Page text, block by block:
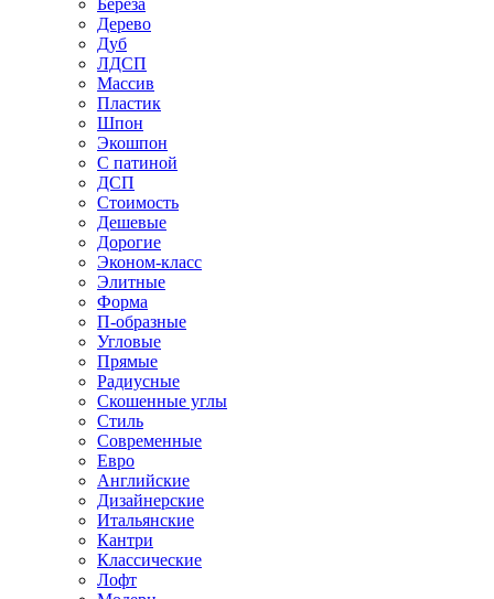
Береза
Дерево
Дуб
ЛДСП
Массив
Пластик
Шпон
Экошпон
С патиной
ДСП
Стоимость
Дешевые
Дорогие
Эконом-класс
Элитные
Форма
П-образные
Угловые
Прямые
Радиусные
Скошенные углы
Стиль
Современные
Евро
Английские
Дизайнерские
Итальянские
Кантри
Классические
Лофт